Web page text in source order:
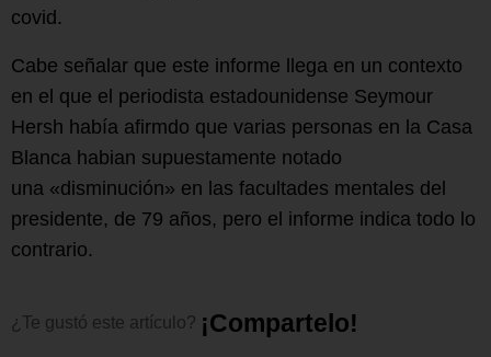
covid.
Cabe señalar que este informe llega en un contexto
en el que el periodista estadounidense Seymour
Hersh había afirmdo que varias personas en la Casa
Blanca habian supuestamente notado
una «disminución» en las facultades mentales del
presidente, de 79 años, pero el informe indica todo lo
contrario.
¿Te gustó este artículo? ¡Comparte o!